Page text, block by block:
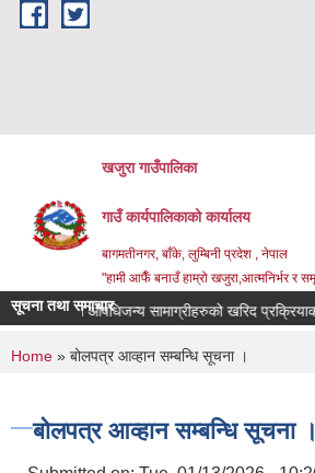
Skip to main content
खजुरा गाउँपालिका
गाउँ कार्यपालिकाको कार्यालय
बागमतीनगर, बाँके, लुम्बिनी प्रदेश , नेपाल
"हामी आफैँ बनाउँ हाम्रो खजुरा,आत्मनिर्भर र
सूचना तथा समाचार
औषधि तथा औषधिजन्य सामाग्रीहरुको खरिद
You are here
Home » बोलपत्र आव्हान सम्बन्धि सूचना ।
बोलपत्र आव्हान सम्बन्धि सूचना ।